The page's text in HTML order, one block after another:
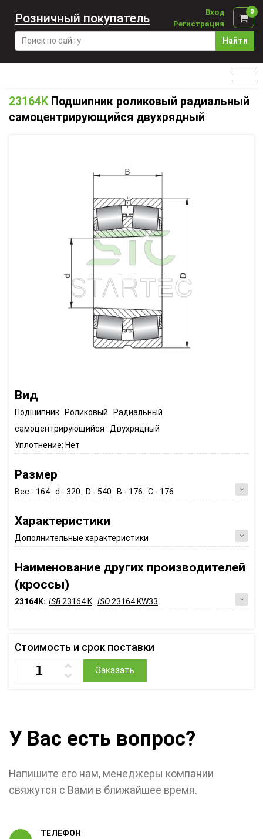
Найти
Вход
Регистрация
0
Розничный покупатель
23164K Подшипник роликовый радиальный
самоцентрирующийся двухрядный
Вид
Подшипник Роликовый Радиальный
самоцентрирующийся Двухрядный
Уплотнение: Нет
Размер
Вес - 164. d - 320. D - 540. B - 176. C - 176
Характеристики
Дополнительные характеристики
Наименование других производителей
(кроссы)
23164K: ISB23164 K ISO23164 KW33
Стоимость и срок поставки
Заказать
У Вас есть вопрос?
Напишите его нам, менеджеры компании
свяжутся с Вами в ближайшее время.
ТЕЛЕФОН